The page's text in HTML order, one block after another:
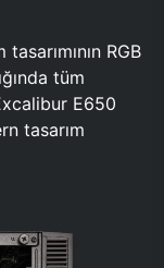
RGB
tüm
E650
tasarım